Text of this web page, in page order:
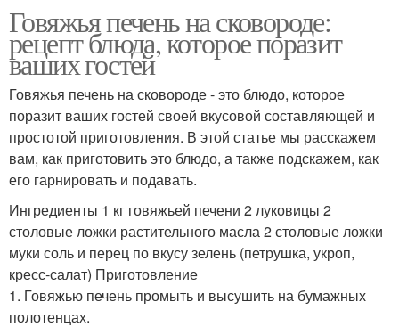
Говяжья печень на сковороде:
рецепт блюда, которое поразит
ваших гостей
Говяжья печень на сковороде - это блюдо, которое
поразит ваших гостей своей вкусовой составляющей и
простотой приготовления. В этой статье мы расскажем
вам, как приготовить это блюдо, а также подскажем, как
его гарнировать и подавать.
Ингредиенты 1 кг говяжьей печени 2 луковицы 2
столовые ложки растительного масла 2 столовые ложки
муки соль и перец по вкусу зелень (петрушка, укроп,
кресс-салат) Приготовление
1. Говяжью печень промыть и высушить на бумажных
полотенцах.